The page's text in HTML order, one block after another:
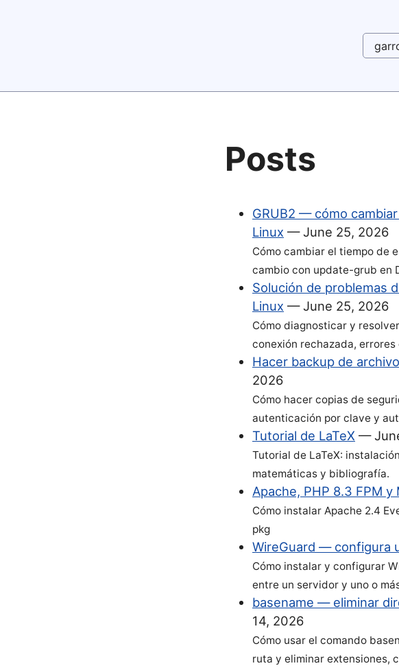
Posts
GRUB2 — cómo
Linux —June 25, 2026
Cómo cambiar el tiempo de
cambio con update-grub en
Solución de problemas
Linux —June 25, 2026
Cómo diagnosticar y
conexión rechazada,
Hacer backup de
2026
Cómo hacer copias de
autenticación por clave y
Tutorial de LaTeX —
Tutorial de LaTeX:
matemáticas y bibliografía.
Apache, PHP 8.3 FPM y
Cómo instalar Apache 2.4
pkg
WireGuard — configura
Cómo instalar y configurar
entre un servidor y uno o
basename — eliminar
14, 2026
Cómo usar el comando
ruta y eliminar extensiones,